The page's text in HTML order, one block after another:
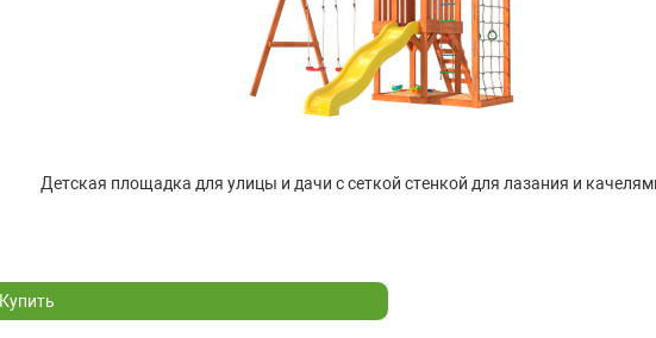
Детская площадка для улицы и дачи с сеткой стенкой для лазания и
Купить